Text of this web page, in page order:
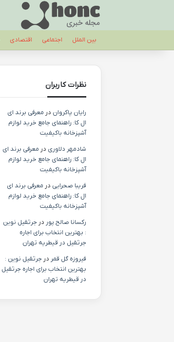
بین الملل اجتماعی اقتصادی
نظرات کاربران
رایان پاکروان در معرفی برند ای
ال کا: راهنمای جامع خرید لوازم
آشپزخانه باکیفیت
شادمهر دلاوری در معرفی برند ای
ال کا: راهنمای جامع خرید لوازم
آشپزخانه باکیفیت
فریبا صحرایی در معرفی برند ای
ال کا: راهنمای جامع خرید لوازم
آشپزخانه باکیفیت
رکسانا صالح پور در جرثقیل نوین
: بهترین انتخاب برای اجاره
جرثقیل در قیطریه تهران
فیروزه گل قمر در جرثقیل نوین :
بهترین انتخاب برای اجاره جرثقیل
در قیطریه تهران